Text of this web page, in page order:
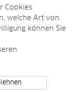
Cookies
welche Art von
können Sie